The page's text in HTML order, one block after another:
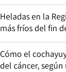
Heladas en la
más fríos del fin
Cómo el
del cáncer,